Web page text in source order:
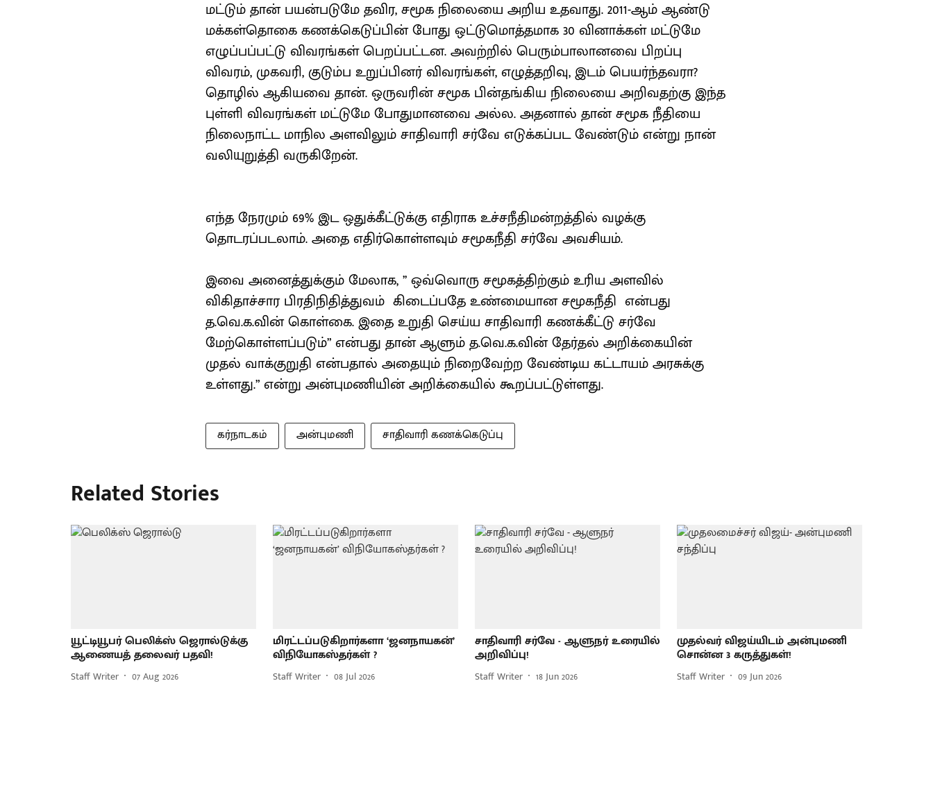
மட்டும் தான் பயன்படுமே தவிர, சமூக நிலையை அறிய உதவாது. 2011-ஆம் ஆண்டு
மக்கள்தொகை கணக்கெடுப்பின் போது ஒட்டுமொத்தமாக 30 வினாக்கள் மட்டுமே
எழுப்பப்பட்டு விவரங்கள் பெறப்பட்டன. அவற்றில் பெரும்பாலானவை பிறப்பு
விவரம், முகவரி, குடும்ப உறுப்பினர் விவரங்கள், எழுத்தறிவு, இடம் பெயர்ந்தவரா?
தொழில் ஆகியவை தான். ஒருவரின் சமூக பின்தங்கிய நிலையை அறிவதற்கு இந்த
புள்ளி விவரங்கள் மட்டுமே போதுமானவை அல்ல. அதனால் தான் சமூக நீதியை
நிலைநாட்ட மாநில அளவிலும் சாதிவாரி சர்வே எடுக்கப்பட வேண்டும் என்று நான்
வலியுறுத்தி வருகிறேன்.
எந்த நேரமும் 69% இட ஒதுக்கீட்டுக்கு எதிராக உச்சநீதிமன்றத்தில் வழக்கு
தொடரப்படலாம். அதை எதிர்கொள்ளவும் சமூகநீதி சர்வே அவசியம்.
இவை அனைத்துக்கும் மேலாக, ’’ ஒவ்வொரு சமூகத்திற்கும் உரிய அளவில்
விகிதாச்சார பிரதிநிதித்துவம் கிடைப்பதே உண்மையான சமூகநீதி என்பது
த.வெ.க.வின் கொள்கை. இதை உறுதி செய்ய சாதிவாரி கணக்கீட்டு சர்வே
மேற்கொள்ளப்படும்” என்பது தான் ஆளும் த.வெ.க.வின் தேர்தல் அறிக்கையின்
முதல் வாக்குறுதி என்பதால் அதையும் நிறைவேற்ற வேண்டிய கட்டாயம் அரசுக்கு
உள்ளது.” என்று அன்புமணியின் அறிக்கையில் கூறப்பட்டுள்ளது.
கர்நாடகம் அன்புமணி சாதிவாரி கணக்கெடுப்பு
Related Stories
யூட்டியூபர் பெலிக்ஸ் ஜெரால்டுக்கு
ஆணையத் தலைவர் பதவி!
Staff Writer 07 Aug 2026
மிரட்டப்படுகிறார்களா ‘ஜனநாயகன்’
விநியோகஸ்தர்கள் ?
Staff Writer 08 Jul 2026
சாதிவாரி சர்வே - ஆளுநர் உரையில்
அறிவிப்பு!
Staff Writer 18 Jun 2026
முதல்வர் விஜய்யிடம் அன்புமணி
சொன்ன 3 கருத்துகள்!
Staff Writer 09 Jun 2026